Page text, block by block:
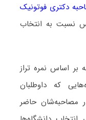
دکتری فوتونیک
نسبت به انتخاب
بر اساس نمره تراز
که داوطلبان
مصاحبه‌شان حاضر